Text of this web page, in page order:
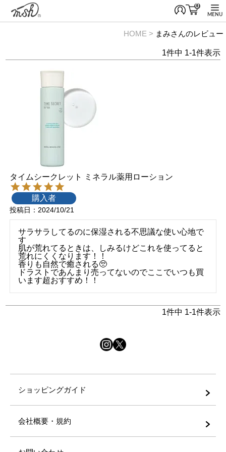
0
MENU
HOME まみさんのレビュー
1件中 1-1件表示
タイムシークレット ミネラル薬用ローション
購入者
投稿日 2024/10/21
サラサラしてるのに保湿される不思議な使い心地で
す
肌が荒れてるときは、しみるけどこれを使ってると
荒れにくくなります！！
香りも自然で癒される🥺
ドラストであんまり売ってないのでここでいつも買
います超おすすめ！！
1件中 1-1件表示
ショッピングガイド
会社概要・規約